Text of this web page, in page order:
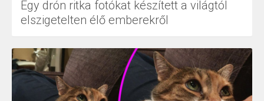
Egy drón ritka fotókat készített a világtól
elszigetelten élő emberekről